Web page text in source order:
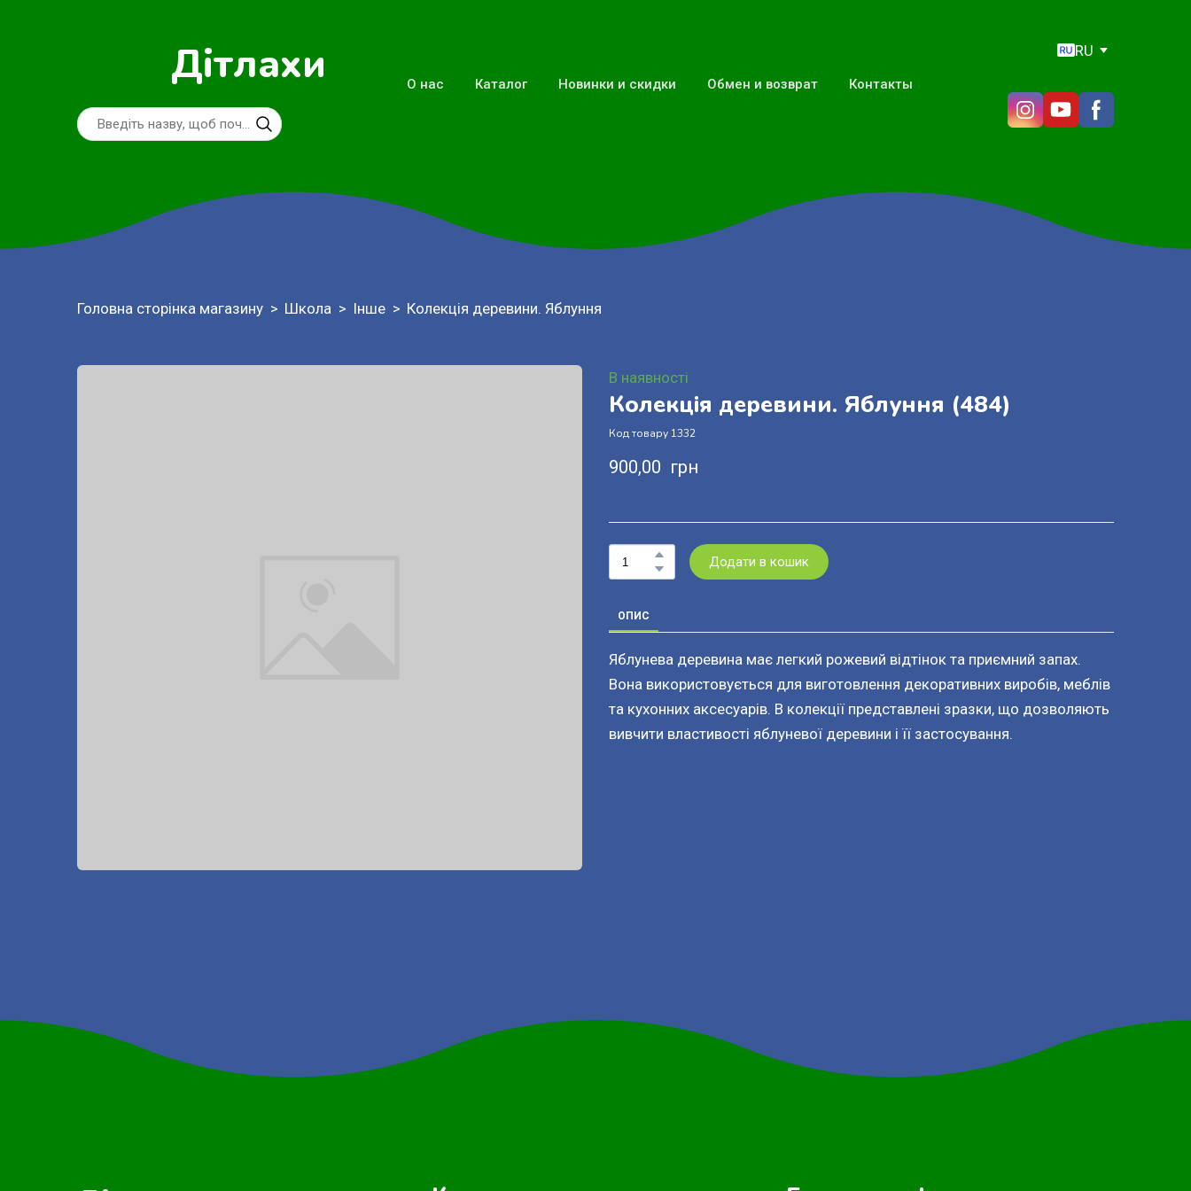
Дітлахи О нас Каталог Новинки и скидки Обмен и возврат Контакты
RU
Головна сторінка магазину Школа Інше Колекція деревини. Яблуння
В наявності
Колекція деревини. Яблуння (484)
Код товару 1332
900,00  грн
Додати в кошик
ОПИС
Яблунева деревина має легкий рожевий відтінок та приємний запах.
Вона використовується для виготовлення декоративних виробів, меблів
та кухонних аксесуарів. В колекції представлені зразки, що дозволяють
вивчити властивості яблуневої деревини і її застосування.